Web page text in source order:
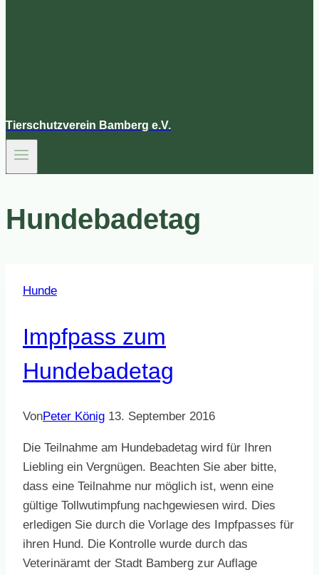
Tierschutzverein Bamberg e.V.
Hundebadetag
Hunde
Impfpass zum
Hundebadetag
VonPeter König 13. September 2016
Die Teilnahme am Hundebadetag wird für Ihren
Liebling ein Vergnügen. Beachten Sie aber bitte,
dass eine Teilnahme nur möglich ist, wenn eine
gültige Tollwutimpfung nachgewiesen wird. Dies
erledigen Sie durch die Vorlage des Impfpasses für
ihren Hund. Die Kontrolle wurde durch das
Veterinäramt der Stadt Bamberg zur Auflage